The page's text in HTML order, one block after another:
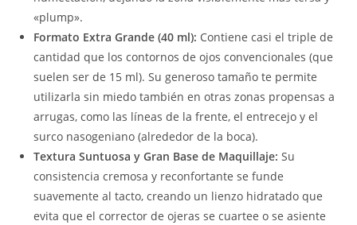
«plump».
Formato Extra Grande (40 ml): Contiene casi el triple de
cantidad que los contornos de ojos convencionales (que
suelen ser de 15 ml). Su generoso tamaño te permite
utilizarla sin miedo también en otras zonas propensas a
arrugas, como las líneas de la frente, el entrecejo y el
surco nasogeniano (alrededor de la boca).
Textura Suntuosa y Gran Base de Maquillaje: Su
consistencia cremosa y reconfortante se funde
suavemente al tacto, creando un lienzo hidratado que
evita que el corrector de ojeras se cuartee o se asiente